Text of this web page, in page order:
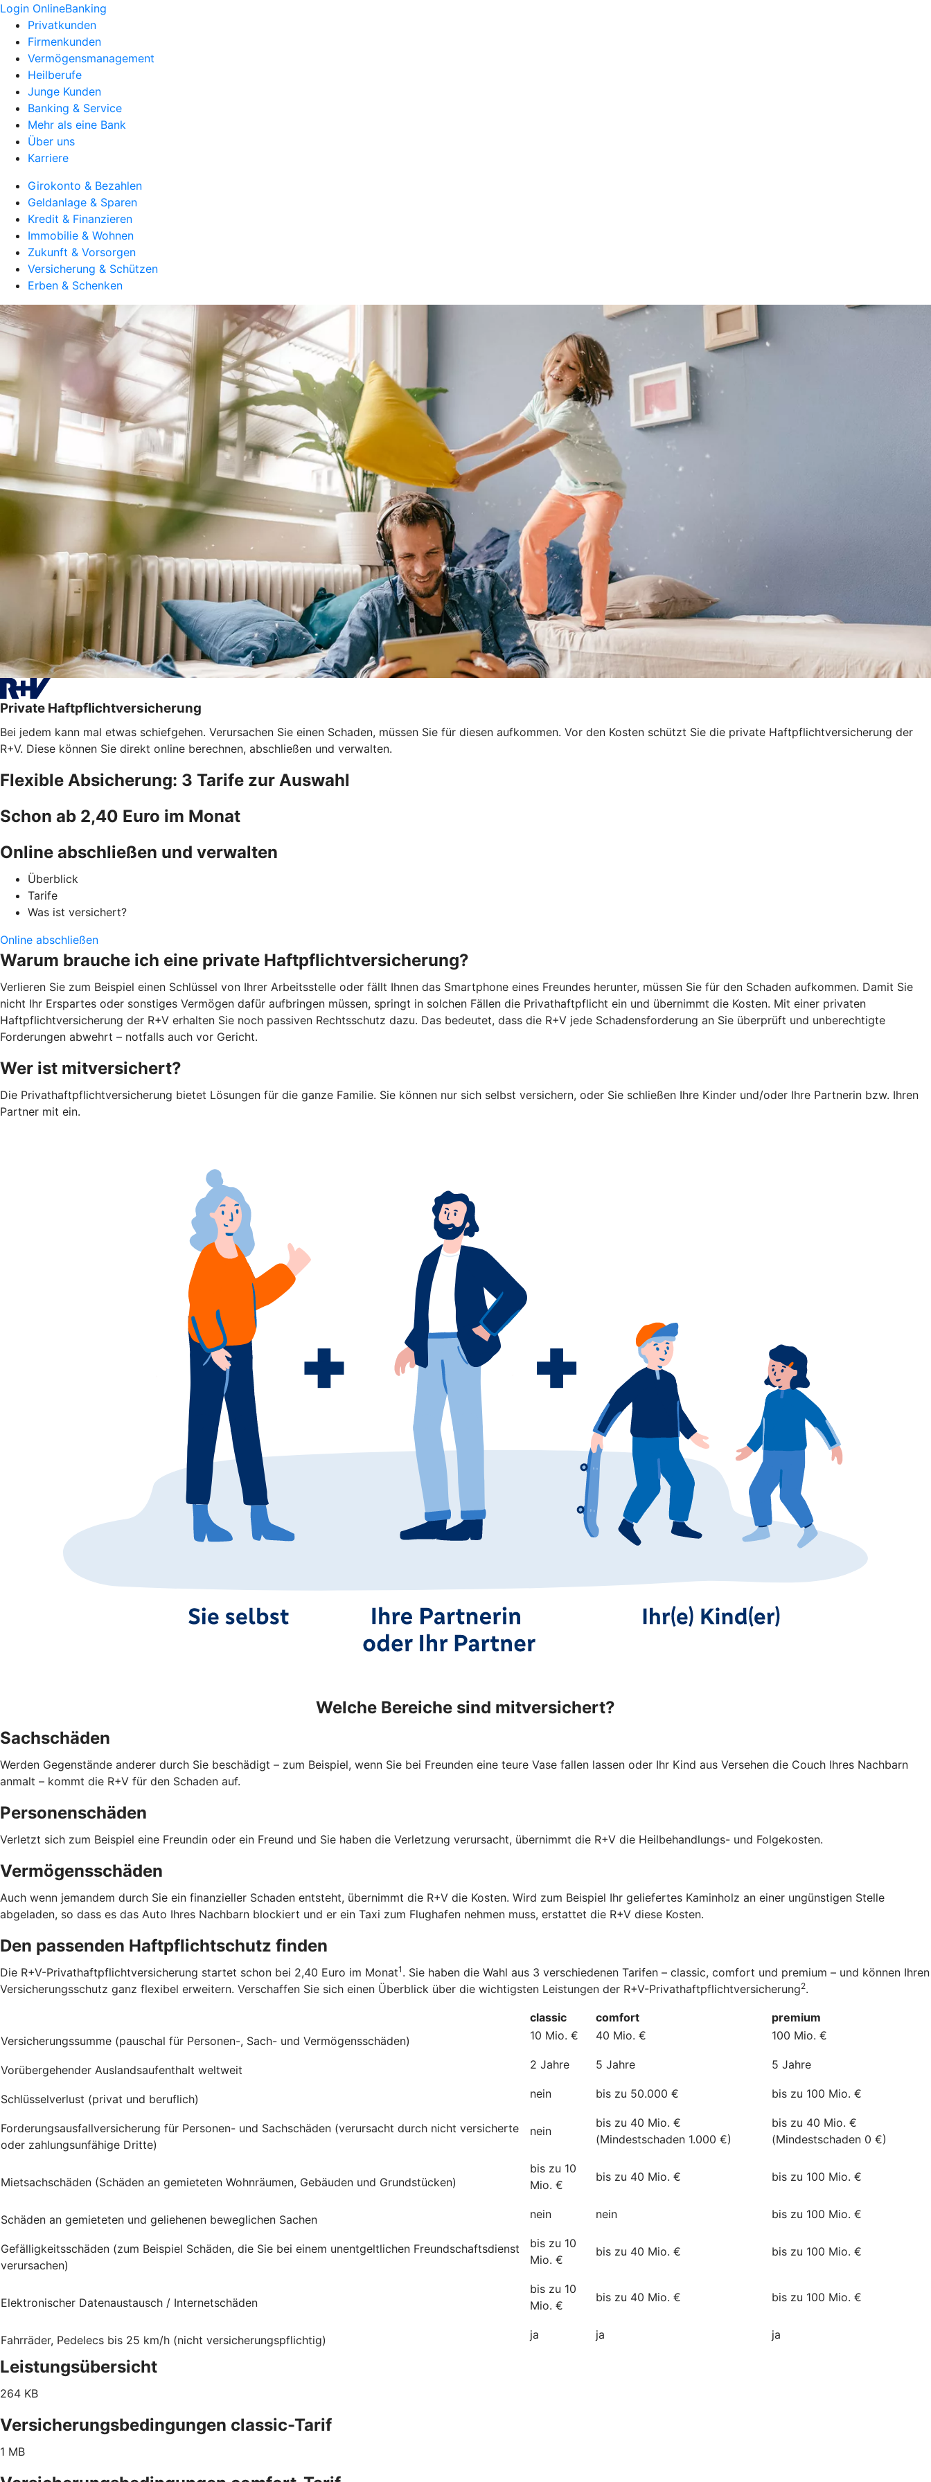
Login OnlineBanking
Privatkunden
Firmenkunden
Vermögensmanagement
Heilberufe
Junge Kunden
Banking & Service
Mehr als eine Bank
Über uns
Karriere
Girokonto & Bezahlen
Geldanlage & Sparen
Kredit & Finanzieren
Immobilie & Wohnen
Zukunft & Vorsorgen
Versicherung & Schützen
Erben & Schenken
Private Haftpflichtversicherung
Bei jedem kann mal etwas schiefgehen. Verursachen Sie einen Schaden, müssen Sie für diesen aufkommen. Vor den Kosten schützt Sie die private Haftpflichtversicherung der
R+V. Diese können Sie direkt online berechnen, abschließen und verwalten.
Flexible Absicherung: 3 Tarife zur Auswahl
Schon ab 2,40 Euro im Monat
Online abschließen und verwalten
Überblick
Tarife
Was ist versichert?
Online abschließen
Warum brauche ich eine private Haftpflichtversicherung?
Verlieren Sie zum Beispiel einen Schlüssel von Ihrer Arbeitsstelle oder fällt Ihnen das Smartphone eines Freundes herunter, müssen Sie für den Schaden aufkommen. Damit Sie
nicht Ihr Erspartes oder sonstiges Vermögen dafür aufbringen müssen, springt in solchen Fällen die Privathaftpflicht ein und übernimmt die Kosten. Mit einer privaten
Haftpflichtversicherung der R+V erhalten Sie noch passiven Rechtsschutz dazu. Das bedeutet, dass die R+V jede Schadensforderung an Sie überprüft und unberechtigte
Forderungen abwehrt – notfalls auch vor Gericht.
Wer ist mitversichert?
Die Privathaftpflichtversicherung bietet Lösungen für die ganze Familie. Sie können nur sich selbst versichern, oder Sie schließen Ihre Kinder und/oder Ihre Partnerin bzw. Ihren
Partner mit ein.
Welche Bereiche sind mitversichert?
Sachschäden
Werden Gegenstände anderer durch Sie beschädigt – zum Beispiel, wenn Sie bei Freunden eine teure Vase fallen lassen oder Ihr Kind aus Versehen die Couch Ihres Nachbarn
anmalt – kommt die R+V für den Schaden auf.
Personenschäden
Verletzt sich zum Beispiel eine Freundin oder ein Freund und Sie haben die Verletzung verursacht, übernimmt die R+V die Heilbehandlungs- und Folgekosten.
Vermögensschäden
Auch wenn jemandem durch Sie ein finanzieller Schaden entsteht, übernimmt die R+V die Kosten. Wird zum Beispiel Ihr geliefertes Kaminholz an einer ungünstigen Stelle
abgeladen, so dass es das Auto Ihres Nachbarn blockiert und er ein Taxi zum Flughafen nehmen muss, erstattet die R+V diese Kosten.
Den passenden Haftpflichtschutz finden
Die R+V-Privathaftpflichtversicherung startet schon bei 2,40 Euro im Monat1 . Sie haben die Wahl aus 3 verschiedenen Tarifen – classic, comfort und premium – und können Ihren
Versicherungsschutz ganz flexibel erweitern. Verschaffen Sie sich einen Überblick über die wichtigsten Leistungen der R+V-Privathaftpflichtversicherung2.
classic comfort
premium
Versicherungssumme (pauschal für Personen-, Sach- und Vermögensschäden)
10 Mio. € 40 Mio. € 100 Mio. €
Vorübergehender Auslandsaufenthalt weltweit 2 Jahre 5 Jahre 5 Jahre
Schlüsselverlust (privat und beruflich) nein bis zu 50.000 € bis zu 100 Mio. €
Forderungsausfallversicherung für Personen- und Sachschäden (verursacht durch nicht versicherte
oder zahlungsunfähige Dritte)
nein
bis zu 40 Mio. €
(Mindestschaden 1.000 €)
bis zu 40 Mio. €
(Mindestschaden 0 €)
Mietsachschäden (Schäden an gemieteten Wohnräumen, Gebäuden und Grundstücken)
bis zu 10
Mio. €
bis zu 40 Mio. € bis zu 100 Mio. €
Schäden an gemieteten und geliehenen beweglichen Sachen nein nein bis zu 100 Mio. €
Gefälligkeitsschäden (zum Beispiel Schäden, die Sie bei einem unentgeltlichen Freundschaftsdienst
verursachen)
bis zu 10
Mio. €
bis zu 40 Mio. € bis zu 100 Mio. €
Elektronischer Datenaustausch / Internetschäden
bis zu 10
Mio. €
bis zu 40 Mio. € bis zu 100 Mio. €
Fahrräder, Pedelecs bis 25 km/h (nicht versicherungspflichtig) ja ja ja
Leistungsübersicht
264 KB
Versicherungsbedingungen classic-Tarif
1 MB